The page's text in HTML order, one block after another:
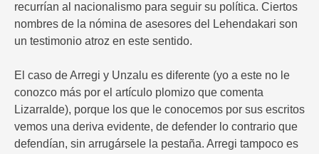
recurrían al nacionalismo para seguir su política. Ciertos
nombres de la nómina de asesores del Lehendakari son
un testimonio atroz en este sentido.
El caso de Arregi y Unzalu es diferente (yo a este no le
conozco más por el artículo plomizo que comenta
Lizarralde), porque los que le conocemos por sus escritos
vemos una deriva evidente, de defender lo contrario que
defendían, sin arrugársele la pestaña. Arregi tampoco es